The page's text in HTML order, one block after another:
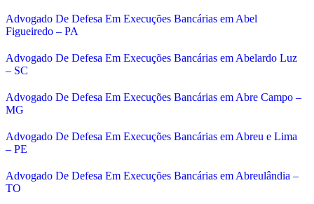
Advogado De Defesa Em Execuções Bancárias em Abel
Figueiredo – PA
Advogado De Defesa Em Execuções Bancárias em Abelardo Luz
– SC
Advogado De Defesa Em Execuções Bancárias em Abre Campo –
MG
Advogado De Defesa Em Execuções Bancárias em Abreu e Lima
– PE
Advogado De Defesa Em Execuções Bancárias em Abreulândia –
TO